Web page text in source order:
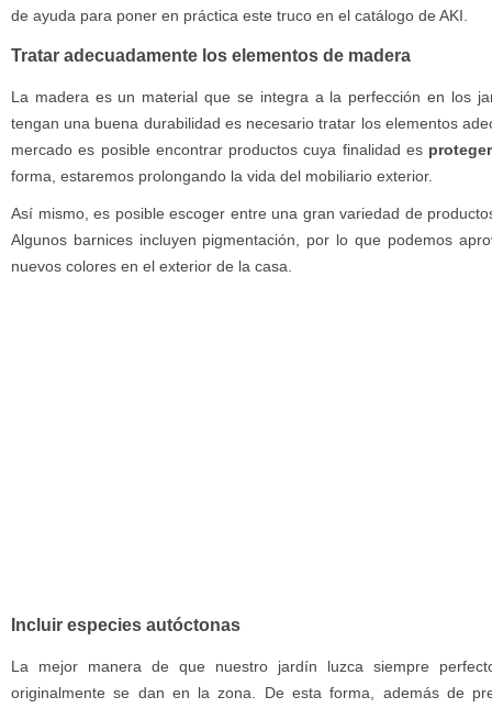
de ayuda para poner en práctica este truco en el catálogo de AKI.
Tratar adecuadamente los elementos de madera
La madera es un material que se integra a la perfección en los
tengan una buena durabilidad es necesario tratar los elementos
mercado es posible encontrar productos cuya finalidad es
forma, estaremos prolongando la vida del mobiliario exterior.
Así mismo, es posible escoger entre una gran variedad de
Algunos barnices incluyen pigmentación, por lo que podemos
nuevos colores en el exterior de la casa.
Incluir especies autóctonas
La mejor manera de que nuestro jardín luzca siempre
originalmente se dan en la zona. De esta forma, además de